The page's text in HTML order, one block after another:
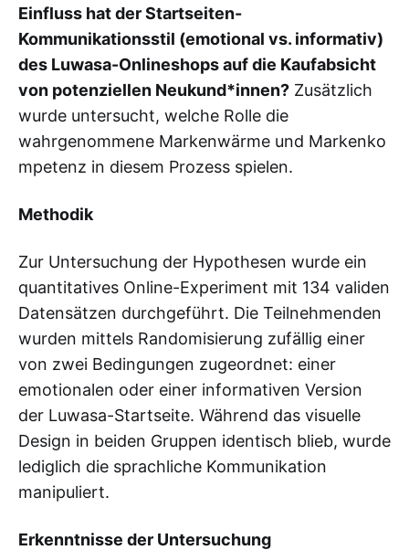
Einfluss hat der Startseiten-
Kommunikationsstil (emotional vs. informativ)
des Luwasa-Onlineshops auf die Kaufabsicht
von potenziellen Neukund*innen? Zusätzlich
wurde untersucht, welche Rolle die
wahrgenommene Markenwärme und Markenko
mpetenz in diesem Prozess spielen.
Methodik
Zur Untersuchung der Hypothesen wurde ein
quantitatives Online-Experiment mit 134 validen
Datensätzen durchgeführt. Die Teilnehmenden
wurden mittels Randomisierung zufällig einer
von zwei Bedingungen zugeordnet: einer
emotionalen oder einer informativen Version
der Luwasa-Startseite. Während das visuelle
Design in beiden Gruppen identisch blieb, wurde
lediglich die sprachliche Kommunikation
manipuliert.
Erkenntnisse der Untersuchung